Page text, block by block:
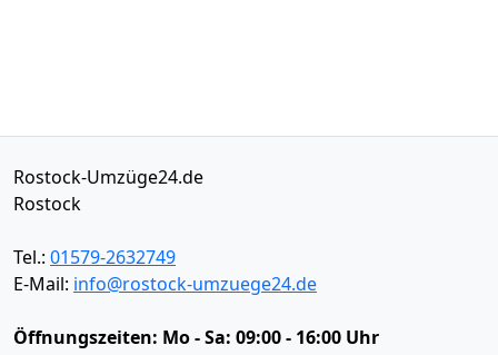
Rostock-Umzüge24.de
Rostock
Tel.: 01579-2632749
E-Mail: info@rostock-umzuege24.de
Öffnungszeiten: Mo - Sa: 09:00 - 16:00 Uhr